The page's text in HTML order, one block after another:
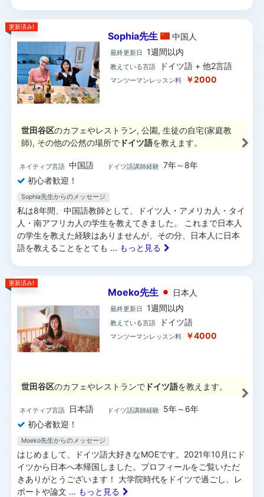
更新済み!
Sophia先生 中国 人
最終更新日 1週間以内
教えている言語 ドイツ語 + 他2言語
マンツーマンレッスン料 ￥2000
世田谷区のカフェやレストラン, 公園, 生徒の自宅(家庭教
師), その他の公然の場所で ドイツ語を教えます。
ネイティブ言語 中国語 ドイツ語講師経験 7年～8年
初心者歓迎！
Sophia先生からのメッセージ
私は8年間、中国語教師として、ドイツ人・アメリカ人・タイ
人・南アフリカ人の学生を教えてきました。 これまで日本人
の学生を教えた経験はありませんが、その分、日本人に日本
語を教えることをとても ... もっと見る
更新済み!
Moeko先生 日本 人
最終更新日 1週間以内
教えている言語 ドイツ語
マンツーマンレッスン料 ￥4000
世田谷区のカフェやレストランで ドイツ語を教えます。
ネイティブ言語 日本語 ドイツ語講師経験
5年～6年
初心者歓迎！
Moeko先生からのメッセージ
はじめまして、ドイツ語大好きなMOEです。2021年10月にド
イツから日本へ本帰国しました。プロフィールをご覧いただ
きありがとうございます！ 大学院時代をドイツで過ごし、レ
ポートや論文 ... もっと見る